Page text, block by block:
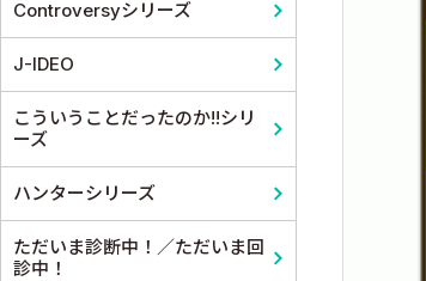
眼科
耳鼻咽頭科・頭頸部外科
泌尿器科
麻酔科学・ペインクリニック
Controversyシリーズ
J-IDEO
こういうことだったのか!!シリ
ーズ
ハンターシリーズ
ただいま診断中！／ただいま回
診中！